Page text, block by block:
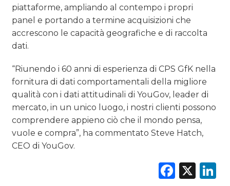
piattaforme, ampliando al contempo i propri
panel e portando a termine acquisizioni che
accrescono le capacità geografiche e di raccolta
dati.
“Riunendo i 60 anni di esperienza di CPS GfK nella
fornitura di dati comportamentali della migliore
qualità con i dati attitudinali di YouGov, leader di
mercato, in un unico luogo, i nostri clienti possono
comprendere appieno ciò che il mondo pensa,
vuole e compra”, ha commentato Steve Hatch,
CEO di YouGov.
X